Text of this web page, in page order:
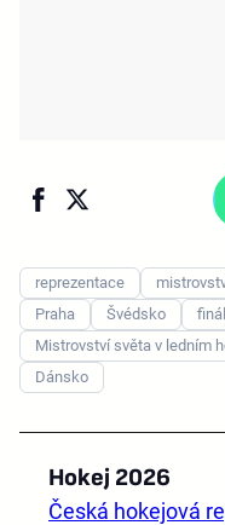
reprezentace
Praha
Švédsko
Mistrovství světa v ledním
Dánsko
Hokej 2026
Česká hokejová